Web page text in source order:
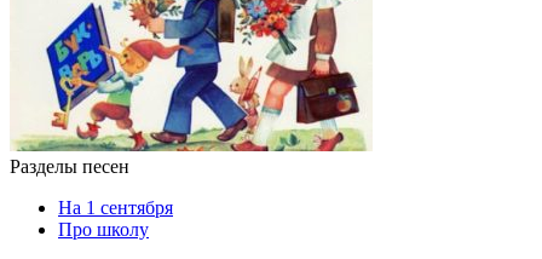
Разделы песен
На 1 сентября
Про школу